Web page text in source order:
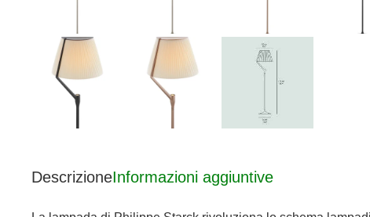
DescrizioneInformazioni aggiuntive